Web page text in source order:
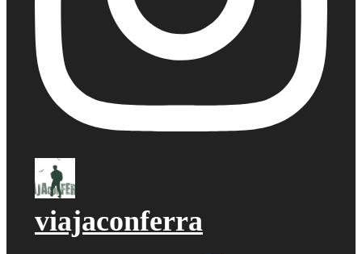
viajaconferra